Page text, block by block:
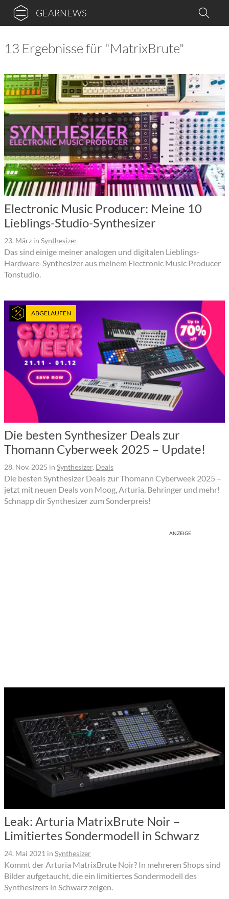
GEARNEWS
13 Ergebnisse für "MatrixBrute"
Electronic Music Producer: Meine 10
Lieblings-Studio-Synthesizer
23. März in Synthesizer
Das sind einige meiner analogen und digitalen Lieblings-
Hardware-Synthesizer aus meinem Electronic Music Producer
Tonstudio.
ABGELAUFEN
Die besten Synthesizer Deals zur
Thomann Cyberweek 2025 – Update!
28. Nov. 2025 in Synthesizer, Deals
Die besten Synthesizer Deals zur Thomann Cyberweek 2025 –
jetzt mit neuen Deals von Moog, Arturia, Behringer und mehr!
Schnapp dir Synthesizer zum Sonderpreis!
ANZEIGE
Leak: Arturia MatrixBrute Noir –
Limitiertes Sondermodell in Schwarz
24. Mai 2021 in Synthesizer
Kommt der Arturia MatrixBrute Noir? In mehreren Shops sind
Bilder aufgetaucht, die ein limitiertes Sondermodell des
Synthesizers in Schwarz zeigen.